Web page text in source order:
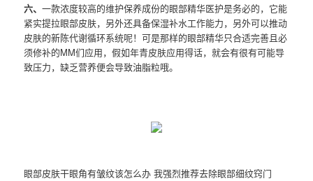
六、一款浓度较高的维护保养成份的眼部精华医护是务必的，它能
紧实提拉眼部皮肤，另外还具备保湿补水工作能力，另外可以推动
皮肤的新陈代谢循环系统呢！可是那样的眼部精华只合适完善且必
须修补的MM们应用，假如年青皮肤应用得话，就会有很有可能导
致压力，缺乏营养便会导致油脂粒哦。
眼部皮肤干眼角有皱纹该怎么办 我强烈推荐去除眼部细纹窍门